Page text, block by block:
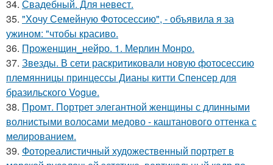
34. Свадебный. Для невест.
35. "Хочу Семейную Фотосессию", - объявила я за
ужином: "чтобы красиво.
36. Проженщин_нейро. 1. Мерлин Монро.
37. Звезды. В сети раскритиковали новую фотосессию
племянницы принцессы Дианы китти Спенсер для
бразильского Vogue.
38. Промт. Портрет элегантной женщины с длинными
волнистыми волосами медово - каштанового оттенка с
мелированием.
39. Фотореалистичный художественный портрет в